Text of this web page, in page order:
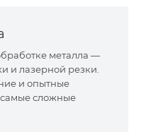
металла —
и лазерной резки.
и опытные
сложные